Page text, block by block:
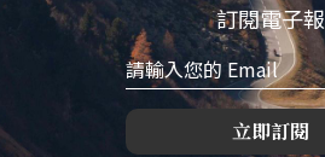
訂閱電子報
立即訂閱